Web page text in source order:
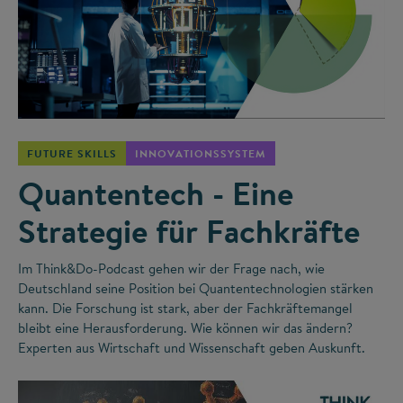
FUTURE SKILLS INNOVATIONSSYSTEM
Quantentech - Eine
Strategie für Fachkräfte
Im Think&Do-Podcast gehen wir der Frage nach, wie
Deutschland seine Position bei Quantentechnologien stärken
kann. Die Forschung ist stark, aber der Fachkräftemangel
bleibt eine Herausforderung. Wie können wir das ändern?
Experten aus Wirtschaft und Wissenschaft geben Auskunft.